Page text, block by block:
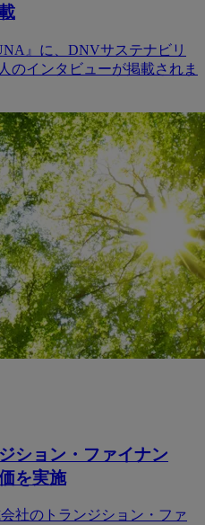
』に、DNVサステナビリ
のインタビューが掲載されま
ション・ファイナン
を実施
社のトランジション・ファ